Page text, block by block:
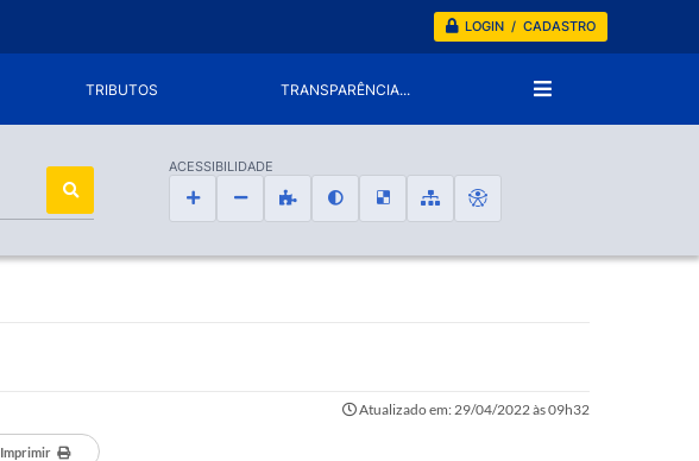
LOGIN / CADASTRO
TRIBUTOS TRANSPARÊNCIA...
ACESSIBILIDADE
Atualizado em: 29/04/2022 às 09h32
Imprimir